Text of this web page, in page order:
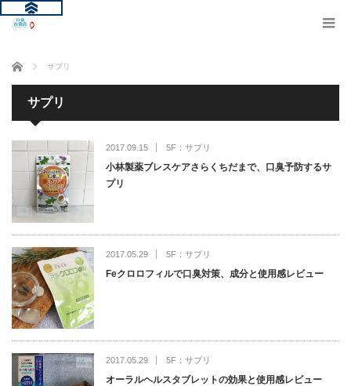
ホーム サプリ
サプリ
2017.09.15 5F：サプリ
小林製薬ブレスケアさらくちだまで、口臭予防するサ
プリ
2017.05.29 5F：サプリ
Feクロロフィルで口臭対策、成分と使用感レビュー
2017.05.29 5F：サプリ
オーラルヘルスタブレットの効果と使用感レビュー